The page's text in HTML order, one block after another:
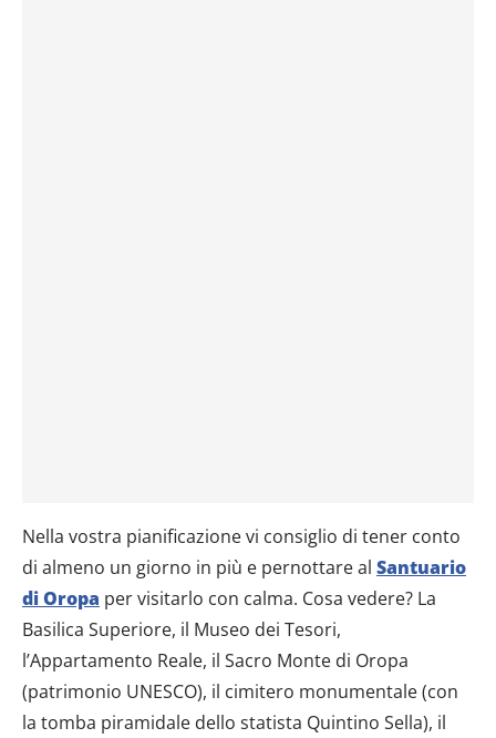
Nella vostra pianificazione vi consiglio di tener conto
di almeno un giorno in più e pernottare al Santuario
di Oropa per visitarlo con calma. Cosa vedere? La
Basilica Superiore, il Museo dei Tesori,
l’Appartamento Reale, il Sacro Monte di Oropa
(patrimonio UNESCO), il cimitero monumentale (con
la tomba piramidale dello statista Quintino Sella), il